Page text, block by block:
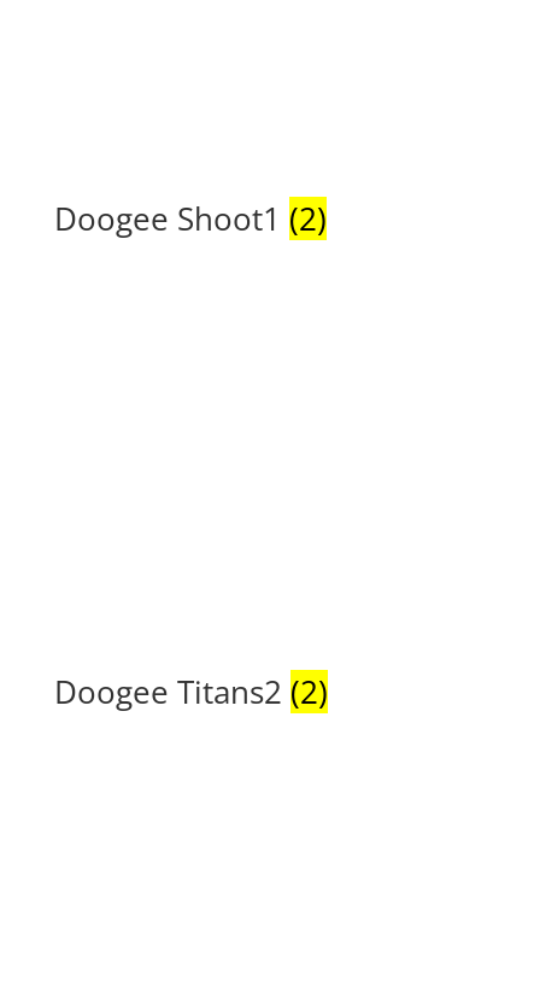
Doogee Shoot1 (2)
Doogee Titans2 (2)